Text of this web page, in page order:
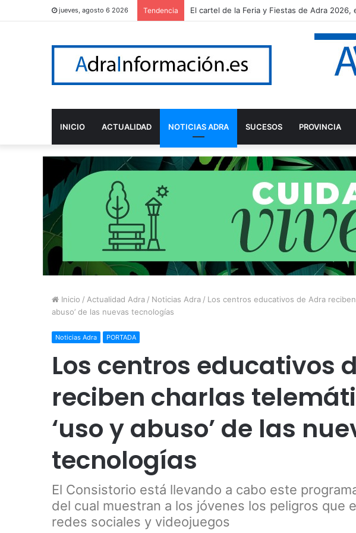
jueves, agosto 6 2026 Tendencia Adra reconoce a Álvaro Rodríguez tras
INICIO ACTUALIDAD NOTICIAS ADRA SUCESOS PROVINCIA
Inicio / Actualidad Adra / Noticias Adra / Los centros educativos de Adra
abuso’ de las nuevas tecnologías
Noticias Adra PORTADA
Los centros educativos
reciben charlas
‘uso y abuso’ de las
tecnologías
El Consistorio está llevando a cabo este
del cual muestran a los jóvenes los peligros que
redes sociales y videojuegos